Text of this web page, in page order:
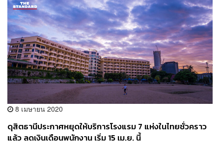
8 เมษายน 2020
ดุสิตธานีประกาศหยุดให้บริการโรงแรม 7 แห่งในไทยชั่วคราว
แล้ว ลดเงินเดือนพนักงาน เริ่ม 15 เม.ย. นี้